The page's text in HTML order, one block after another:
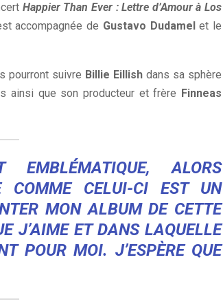
Happier Than Ever : Lettre d’Amour à Los
accompagnée de Gustavo Dudamel et le
pourront suivre Billie Eillishdans sa sphère
ainsi que son producteur et frère Finneas
EMBLÉMATIQUE, ALORS
COMME CELUI-CI EST UN
MON ALBUM DE CETTE
J’AIME ET DANS LAQUELLE
POUR MOI. J’ESPÈRE QUE